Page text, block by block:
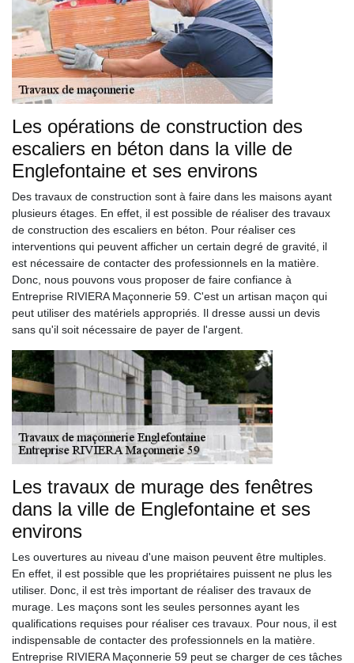
Les opérations de construction des
escaliers en béton dans la ville de
Englefontaine et ses environs
Des travaux de construction sont à faire dans les maisons ayant
plusieurs étages. En effet, il est possible de réaliser des travaux
de construction des escaliers en béton. Pour réaliser ces
interventions qui peuvent afficher un certain degré de gravité, il
est nécessaire de contacter des professionnels en la matière.
Donc, nous pouvons vous proposer de faire confiance à
Entreprise RIVIERA Maçonnerie 59. C'est un artisan maçon qui
peut utiliser des matériels appropriés. Il dresse aussi un devis
sans qu'il soit nécessaire de payer de l'argent.
Les travaux de murage des fenêtres
dans la ville de Englefontaine et ses
environs
Les ouvertures au niveau d'une maison peuvent être multiples.
En effet, il est possible que les propriétaires puissent ne plus les
utiliser. Donc, il est très important de réaliser des travaux de
murage. Les maçons sont les seules personnes ayant les
qualifications requises pour réaliser ces travaux. Pour nous, il est
indispensable de contacter des professionnels en la matière.
Entreprise RIVIERA Maçonnerie 59 peut se charger de ces tâches